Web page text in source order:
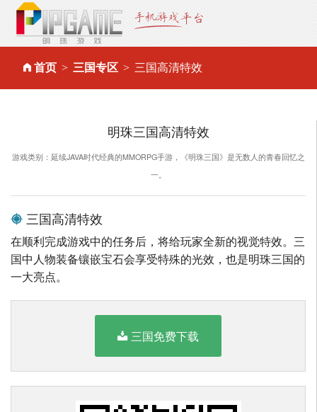
首页 三国专区 三国高清特效
明珠三国高清特效
游戏类别：延续JAVA时代经典的MMORPG手游，《明珠三国》是无数人的青春回忆之
一。
三国高清特效
在顺利完成游戏中的任务后，将给玩家全新的视觉特效。三
国中人物装备镶嵌宝石会享受特殊的光效，也是明珠三国的
一大亮点。
三国免费下载